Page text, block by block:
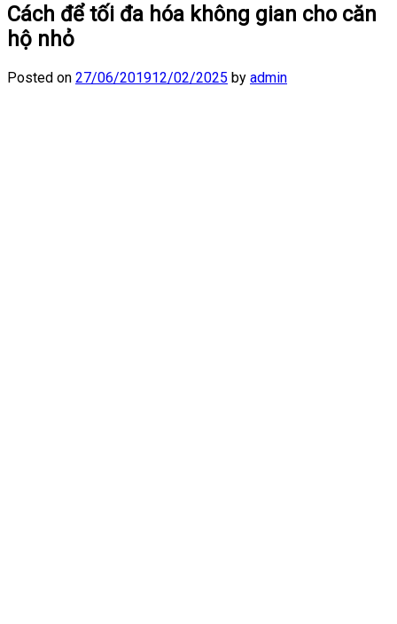
Cách để tối đa hóa không gian cho căn
hộ nhỏ
Posted on 27/06/201912/02/2025 by admin